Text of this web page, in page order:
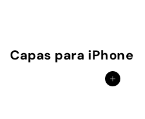
Capas para iPhone
Adicionar ao Carrinho de Compras